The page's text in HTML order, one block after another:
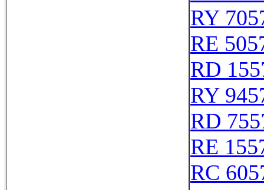
RY
RE
RD
RY
RD
RE
RC